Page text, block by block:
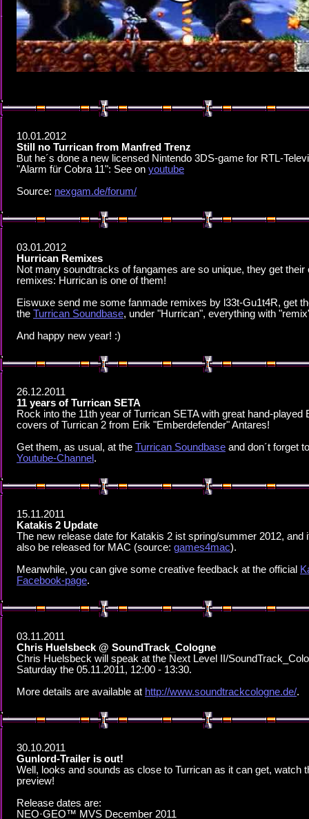
10.01.2012
Still no Turrican from Manfred Trenz
But he´s done a new licensed Nintendo 3DS-game for RTL-
"Alarm für Cobra 11": See on youtube
Source: nexgam.de/forum/
03.01.2012
Hurrican Remixes
Not many soundtracks of fangames are so unique, they get their
remixes: Hurrican is one of them!
Eiswuxe send me some fanmade remixes by l33t-Gu1t4R, get
the Turrican Soundbase, under "Hurrican", everything with
And happy new year! :)
26.12.2011
11 years of Turrican SETA
Rock into the 11th year of Turrican SETA with great hand-played
covers of Turrican 2 from Erik "Emberdefender" Antares!
Get them, as usual, at the Turrican Soundbase and don´t forget
Youtube-Channel .
15.11.2011
Katakis 2 Update
The new release date for Katakis 2 ist spring/summer 2012, and
also be released for MAC (source: games4mac).
Meanwhile, you can give some creative feedback at the official
Facebook-page.
03.11.2011
Chris Huelsbeck @ SoundTrack_Cologne
Chris Huelsbeck will speak at the Next Level II/
Saturday the 05.11.2011, 12:00 - 13:30.
More details are available at http://www.soundtrackcologne.de/.
30.10.2011
Gunlord-Trailer is out!
Well, looks and sounds as close to Turrican as it can get, watch
preview!
Release dates are:
NEO·GEO™ MVS December 2011